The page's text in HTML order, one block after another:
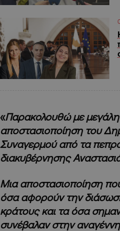
«Παρακολουθώ με
αποστασιοποίηση του
Συναγερμού από τα
διακυβέρνησης
Μια αποστασιοποίηση
όσα αφορούν την
κράτους και τα όσα
συνέβαλαν στην